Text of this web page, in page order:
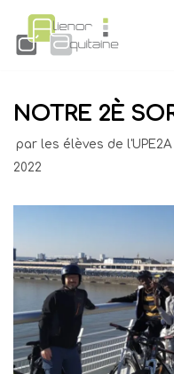
Aller
au
NOTRE 2È
par les élèves de l'UPE2A
2022